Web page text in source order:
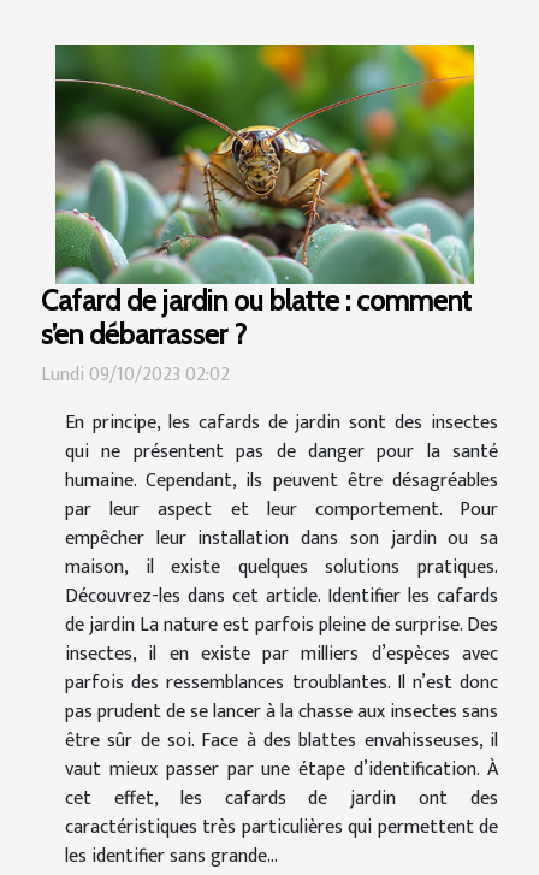
Cafard de jardin ou blatte : comment
s’en débarrasser ?
Lundi 09/10/2023 02:02
En principe, les cafards de jardin sont des insectes
qui ne présentent pas de danger pour la santé
humaine. Cependant, ils peuvent être désagréables
par leur aspect et leur comportement. Pour
empêcher leur installation dans son jardin ou sa
maison, il existe quelques solutions pratiques.
Découvrez-les dans cet article. Identifier les cafards
de jardin La nature est parfois pleine de surprise. Des
insectes, il en existe par milliers d’espèces avec
parfois des ressemblances troublantes. Il n’est donc
pas prudent de se lancer à la chasse aux insectes sans
être sûr de soi. Face à des blattes envahisseuses, il
vaut mieux passer par une étape d’identification. À
cet effet, les cafards de jardin ont des
caractéristiques très particulières qui permettent de
les identifier sans grande...